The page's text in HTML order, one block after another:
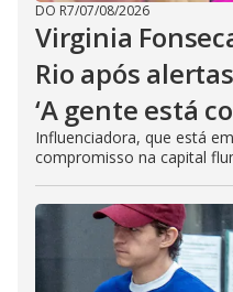
DO R7/07/08/2026
Virginia
Rio após
‘A gente está
Influenciadora, que está
compromisso na capital